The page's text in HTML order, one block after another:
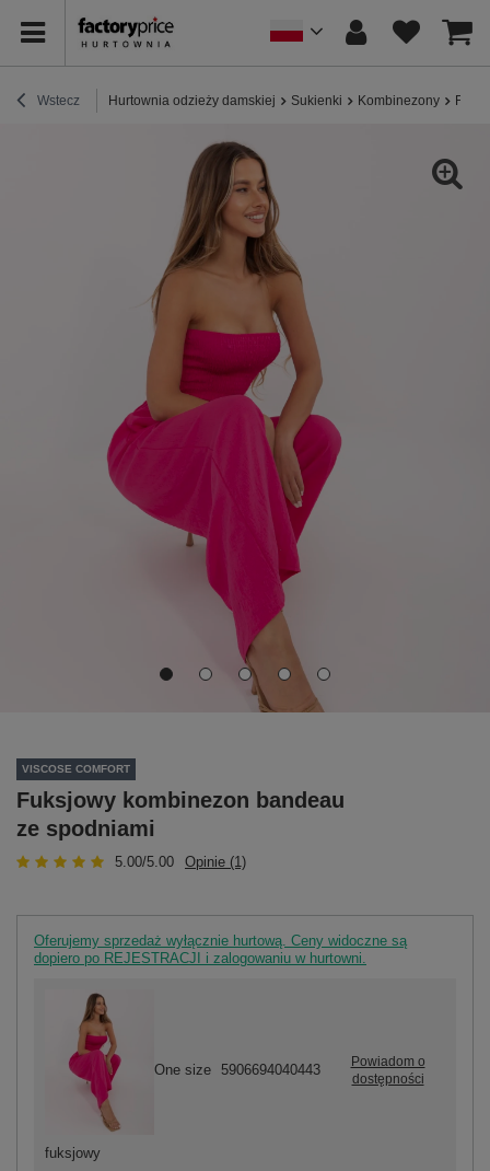
Wstecz Hurtownia odzieży damskiej Sukienki Kombinezony
VISCOSE COMFORT
Fuksjowy kombinezon bandeau
ze spodniami
5.00/5.00 Opinie (1)
Oferujemy sprzedaż wyłącznie hurtową. Ceny widoczne są
dopiero po REJESTRACJI i zalogowaniu w hurtowni.
fuksjowy
One size 5906694040443
Powiadom o
dostępności